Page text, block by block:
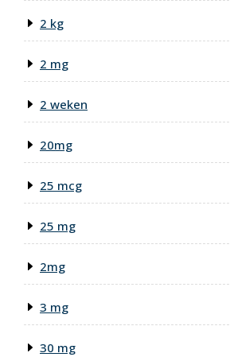
2 kg
2 mg
2 weken
20mg
25 mcg
25 mg
2mg
3 mg
30 mg